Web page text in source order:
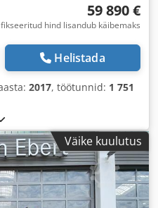
59 890 €
fikseeritud hind lisandub käibemaks
Helistada
2017, töötunnid: 1 751
Väike kuulutus